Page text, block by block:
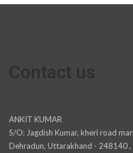
ANKIT KUMAR
S/O: Jagdish Kumar, kheri road
Dehradun, Uttarakhand - 248140 ,